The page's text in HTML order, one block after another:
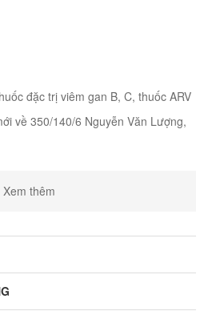
đặc trị viêm gan B, C, thuốc ARV
về 350/140/6 Nguyễn Văn Lượng,
Xem thêm